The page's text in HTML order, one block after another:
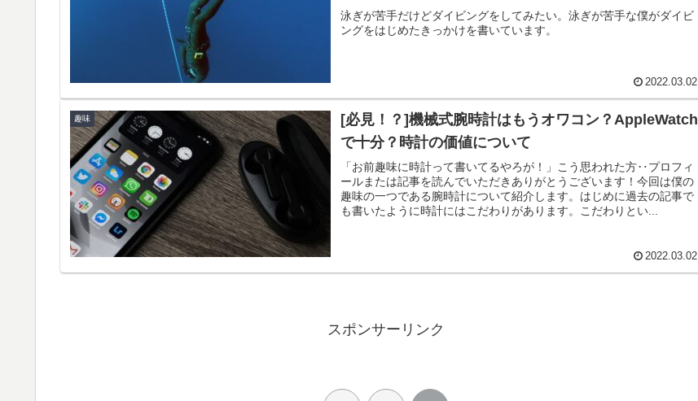
泳ぎが苦手だけどダイビングをしてみたい。泳ぎが苦手な僕がダイビ
ングをはじめたきっかけを書いています。
2022.03.02
趣味
[必見！？]機械式腕時計はもうオワコン？AppleWatch
で十分？時計の価値について
「お前趣味に時計って書いてるやろが！」こう思われた方‥プロフィ
ールまたは記事を読んでいただきありがとうございます！今回は僕の
趣味の一つである腕時計について紹介します。はじめに過去の記事で
も書いたように時計にはこだわりがあります。こだわりとい...
2022.03.02
スポンサーリンク